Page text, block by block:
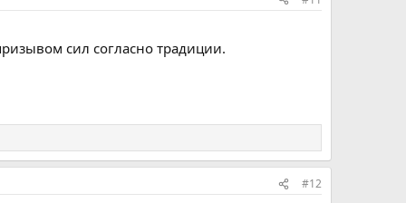
сил согласно традиции.
#12